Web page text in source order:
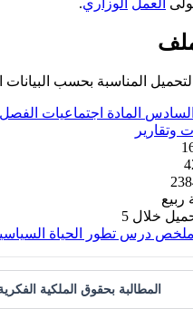
المناسبة بحسب البيانات
المادة اجتماعيات الفصل
وتقارير
ربيع
خلال 5
ملخص درس تطور الحياة
المطالبة بحقوق الملكية